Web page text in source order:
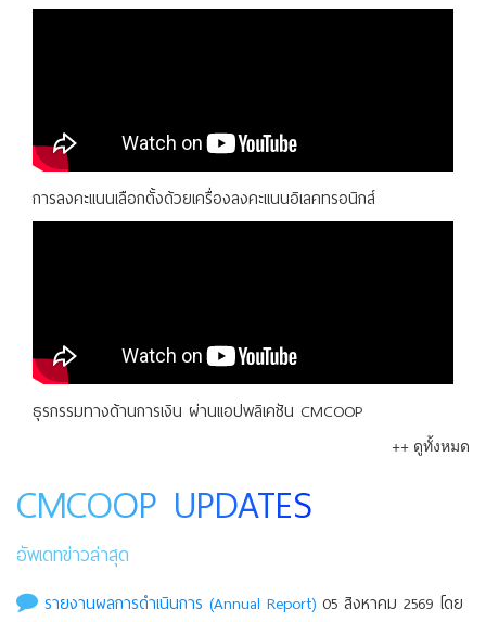
การลงคะแนนเลือกตั้งด้วยเครื่องลงคะแนนอิเลคทรอนิกส์
ธุรกรรมทางด้านการเงิน ผ่านแอปพลิเคชัน CMCOOP
++ ดูทั้งหมด
CMCOOP UPDATES
อัพเดทข่าวล่าสุด
รายงานผลการดำเนินการ (Annual Report) 05 สิงหาคม 2569 โดย